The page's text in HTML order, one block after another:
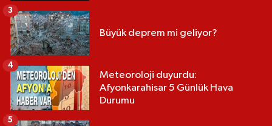
Büyük deprem mi geliyor?
3
Meteoroloji duyurdu:
Afyonkarahisar 5 Günlük Hava
Durumu
4
5